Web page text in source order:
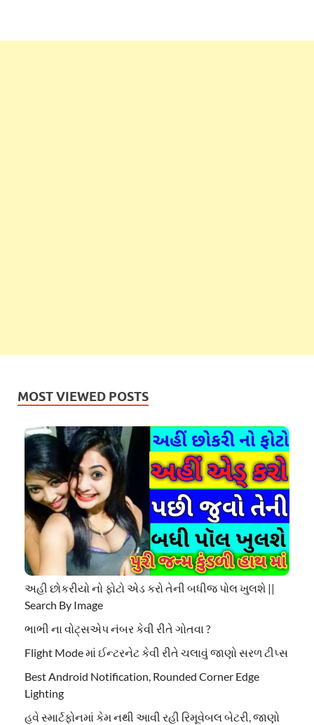
MOST VIEWED POSTS
અહી છોકરીયો નો ફોટો એડ કરો તેની બધીજ પોલ ખુલશે ||
Search By Image
ભાભી ના વોટ્સએપ નંબર કેવી રીતે ગોતવા ?
Flight Mode માં ઈન્ટરનેટ કેવી રીતે ચલાવું જાણો સરળ ટીપ્સ
Best Android Notification, Rounded Corner Edge
Lighting
હવે સ્માર્ટફોનમાં કેમ નથી આવી રહી રિમૂવેબલ બેટરી, જાણો